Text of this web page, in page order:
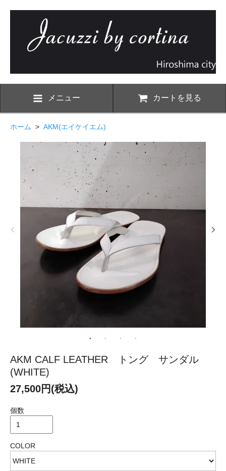
メニュー カートを見る
ホーム > AKM(エイケイエム)
AKM CALF LEATHER トング サンダル
(WHITE)
27,500円(税込)
個数
COLOR